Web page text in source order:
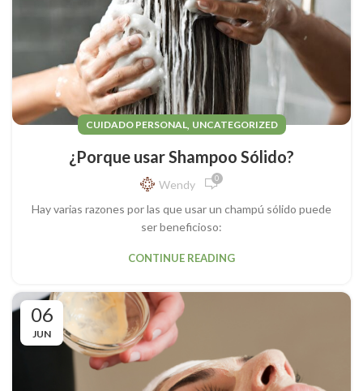
CUIDADO PERSONAL, UNCATEGORIZED
¿Porque usar Shampoo Sólido?
Wendy 0
Hay varias razones por las que usar un champú sólido puede
ser beneficioso:
CONTINUE READING
06
JUN